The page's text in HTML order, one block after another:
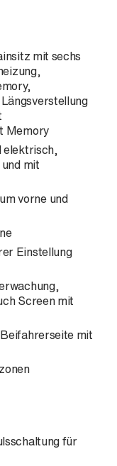
mit sechs
Memory
elektrisch,
mit
vorne und
Einstellung
Screen mit
mit
für